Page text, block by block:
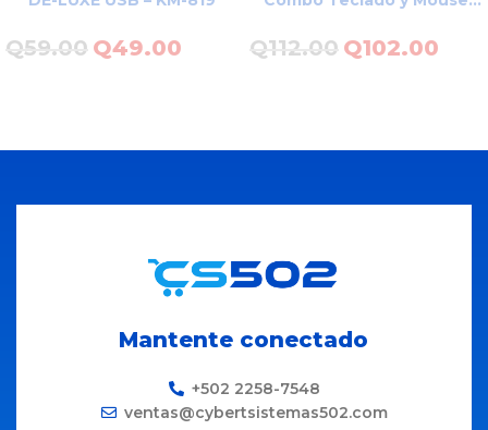
Q59.00 Q49.00 Q112.00 Q102.00
Mantente conectado
+502 2258-7548
ventas@cybertsistemas502.com